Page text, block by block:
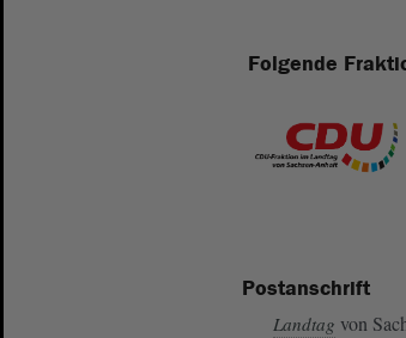
Folgende
Postanschrift
Landtag von